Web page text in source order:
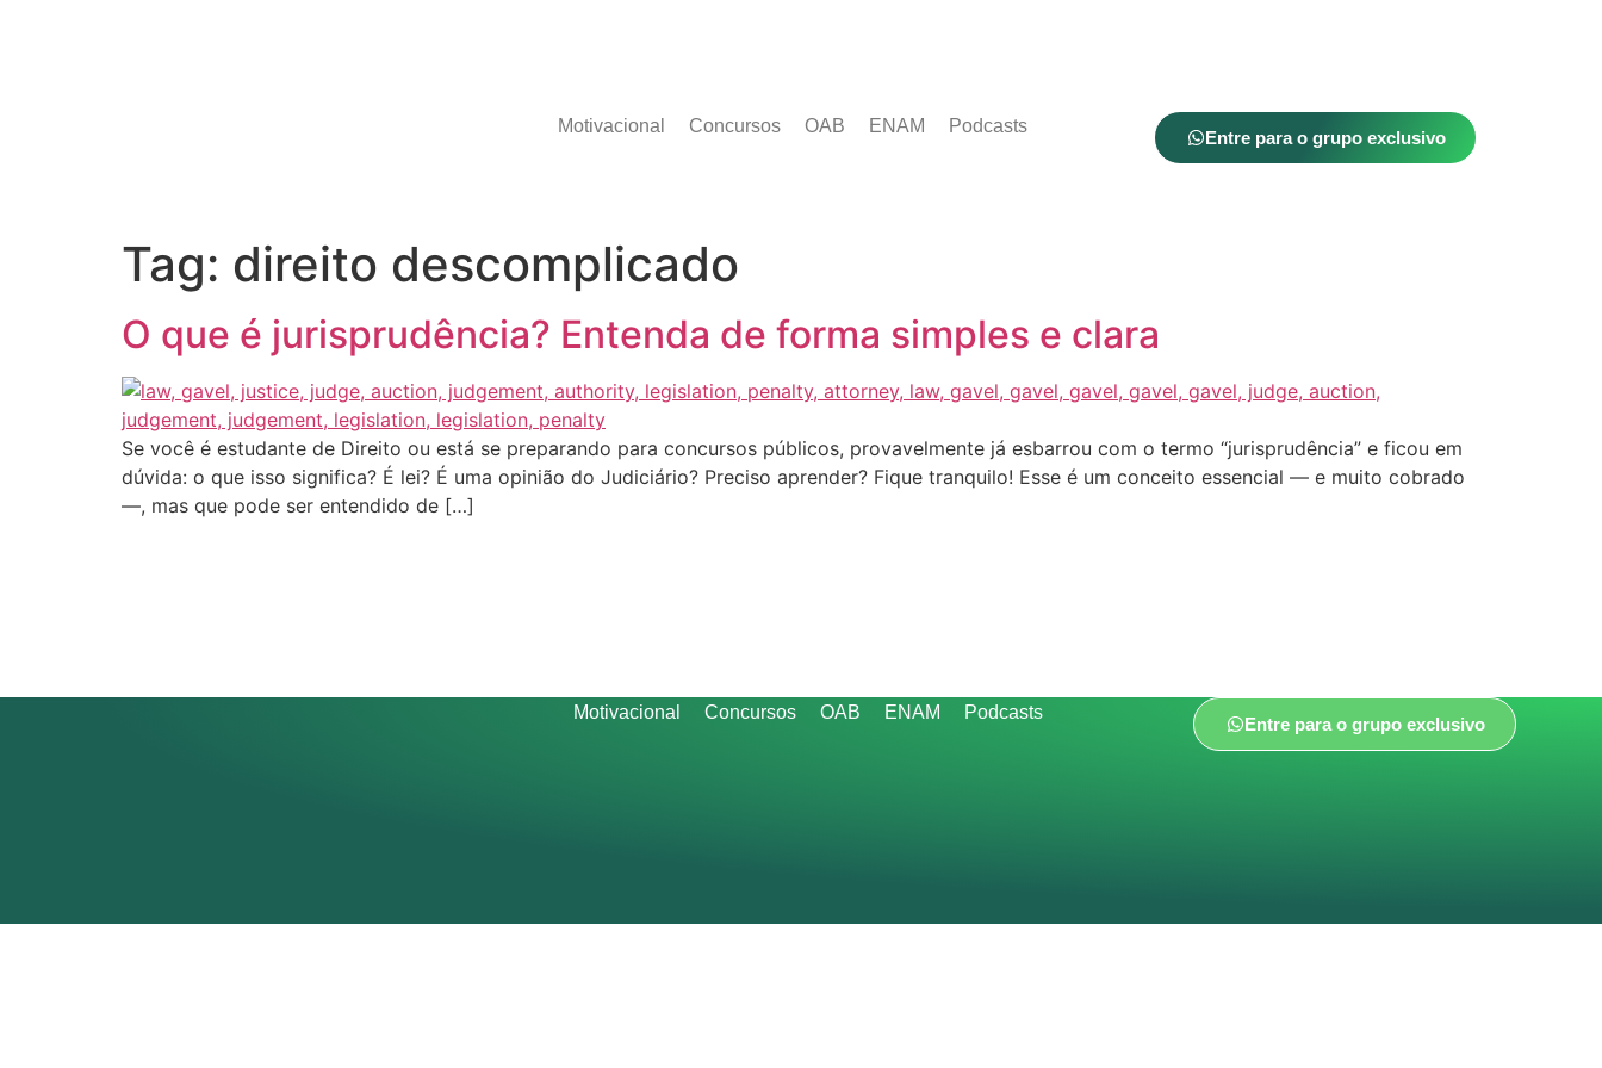
Motivacional Concursos OAB ENAM Podcasts
Entre para o grupo exclusivo
Tag: direito descomplicado
O que é jurisprudência? Entenda de forma simples e clara
Se você é estudante de Direito ou está se preparando para concursos públicos, provavelmente já esbarrou com o termo “jurisprudência” e ficou em
dúvida: o que isso significa? É lei? É uma opinião do Judiciário? Preciso aprender? Fique tranquilo! Esse é um conceito essencial — e muito cobrado
—, mas que pode ser entendido de […]
Motivacional Concursos OAB ENAM Podcasts
Entre para o grupo exclusivo